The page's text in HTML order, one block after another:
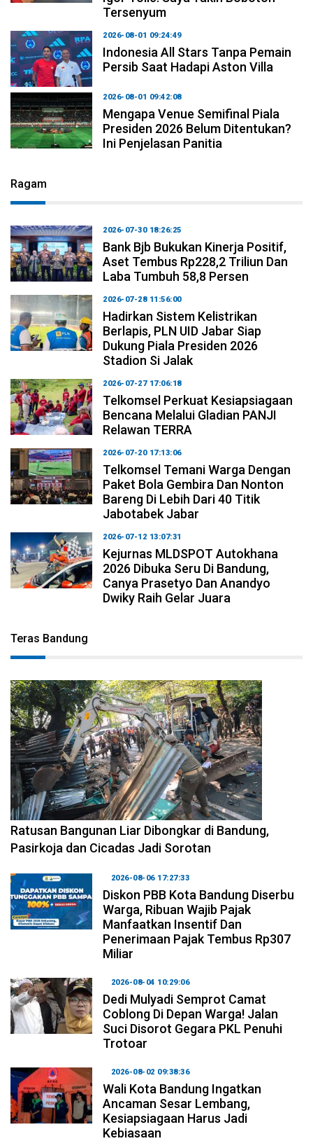
Tersenyum
2026-08-01 09:24:49
Indonesia All Stars Tanpa Pemain
Persib Saat Hadapi Aston Villa
2026-08-01 09:42:08
Mengapa Venue Semifinal Piala
Presiden 2026 Belum Ditentukan?
Ini Penjelasan Panitia
Ragam
2026-07-30 18:26:25
Bank Bjb Bukukan Kinerja Positif,
Aset Tembus Rp228,2 Triliun Dan
Laba Tumbuh 58,8 Persen
2026-07-28 11:56:00
Hadirkan Sistem Kelistrikan
Berlapis, PLN UID Jabar Siap
Dukung Piala Presiden 2026
Stadion Si Jalak
2026-07-27 17:06:18
Telkomsel Perkuat Kesiapsiagaan
Bencana Melalui Gladian PANJI
Relawan TERRA
2026-07-20 17:13:06
Telkomsel Temani Warga Dengan
Paket Bola Gembira Dan Nonton
Bareng Di Lebih Dari 40 Titik
Jabotabek Jabar
2026-07-12 13:07:31
Kejurnas MLDSPOT Autokhana
2026 Dibuka Seru Di Bandung,
Canya Prasetyo Dan Anandyo
Dwiky Raih Gelar Juara
Teras Bandung
2026-08-06 17:34:08
Ratusan Bangunan Liar Dibongkar di Bandung,
Pasirkoja dan Cicadas Jadi Sorotan
2026-08-06 17:27:33
Diskon PBB Kota Bandung Diserbu
Warga, Ribuan Wajib Pajak
Manfaatkan Insentif Dan
Penerimaan Pajak Tembus Rp307
Miliar
2026-08-04 10:29:06
Dedi Mulyadi Semprot Camat
Coblong Di Depan Warga! Jalan
Suci Disorot Gegara PKL Penuhi
Trotoar
2026-08-02 09:38:36
Wali Kota Bandung Ingatkan
Ancaman Sesar Lembang,
Kesiapsiagaan Harus Jadi
Kebiasaan